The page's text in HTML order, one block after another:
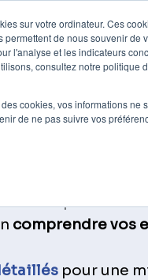
sur votre ordinateur. Ces
permettent de nous souvenir
l'analyse et les indicateurs
consultez notre politique
cookies, vos informations
de ne pas suivre vos
Nos
comprendre vos
pour une